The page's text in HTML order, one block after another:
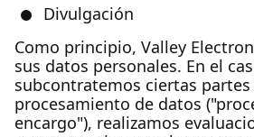
Divulgación
Como principio, Valley
sus datos personales. En el
subcontratemos ciertas partes
procesamiento de datos
encargo"), realizamos